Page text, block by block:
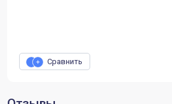
Сравнить